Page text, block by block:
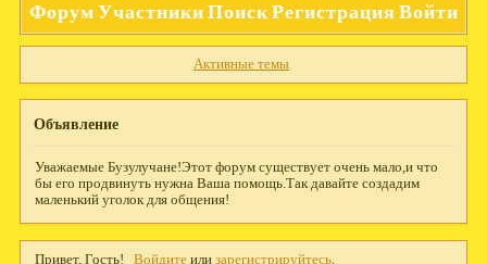
Форум Участники ПоискРегистрация Войти
Активные темы
Объявление
Уважаемые Бузулучане!Этот форум существует очень мало,и что
бы его продвинуть нужна Ваша помощь.Так давайте создадим
маленький уголок для общения!
Привет, Гость! Войдите илизарегистрируйтесь